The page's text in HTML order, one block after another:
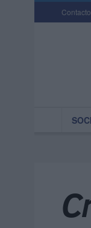
Contacto